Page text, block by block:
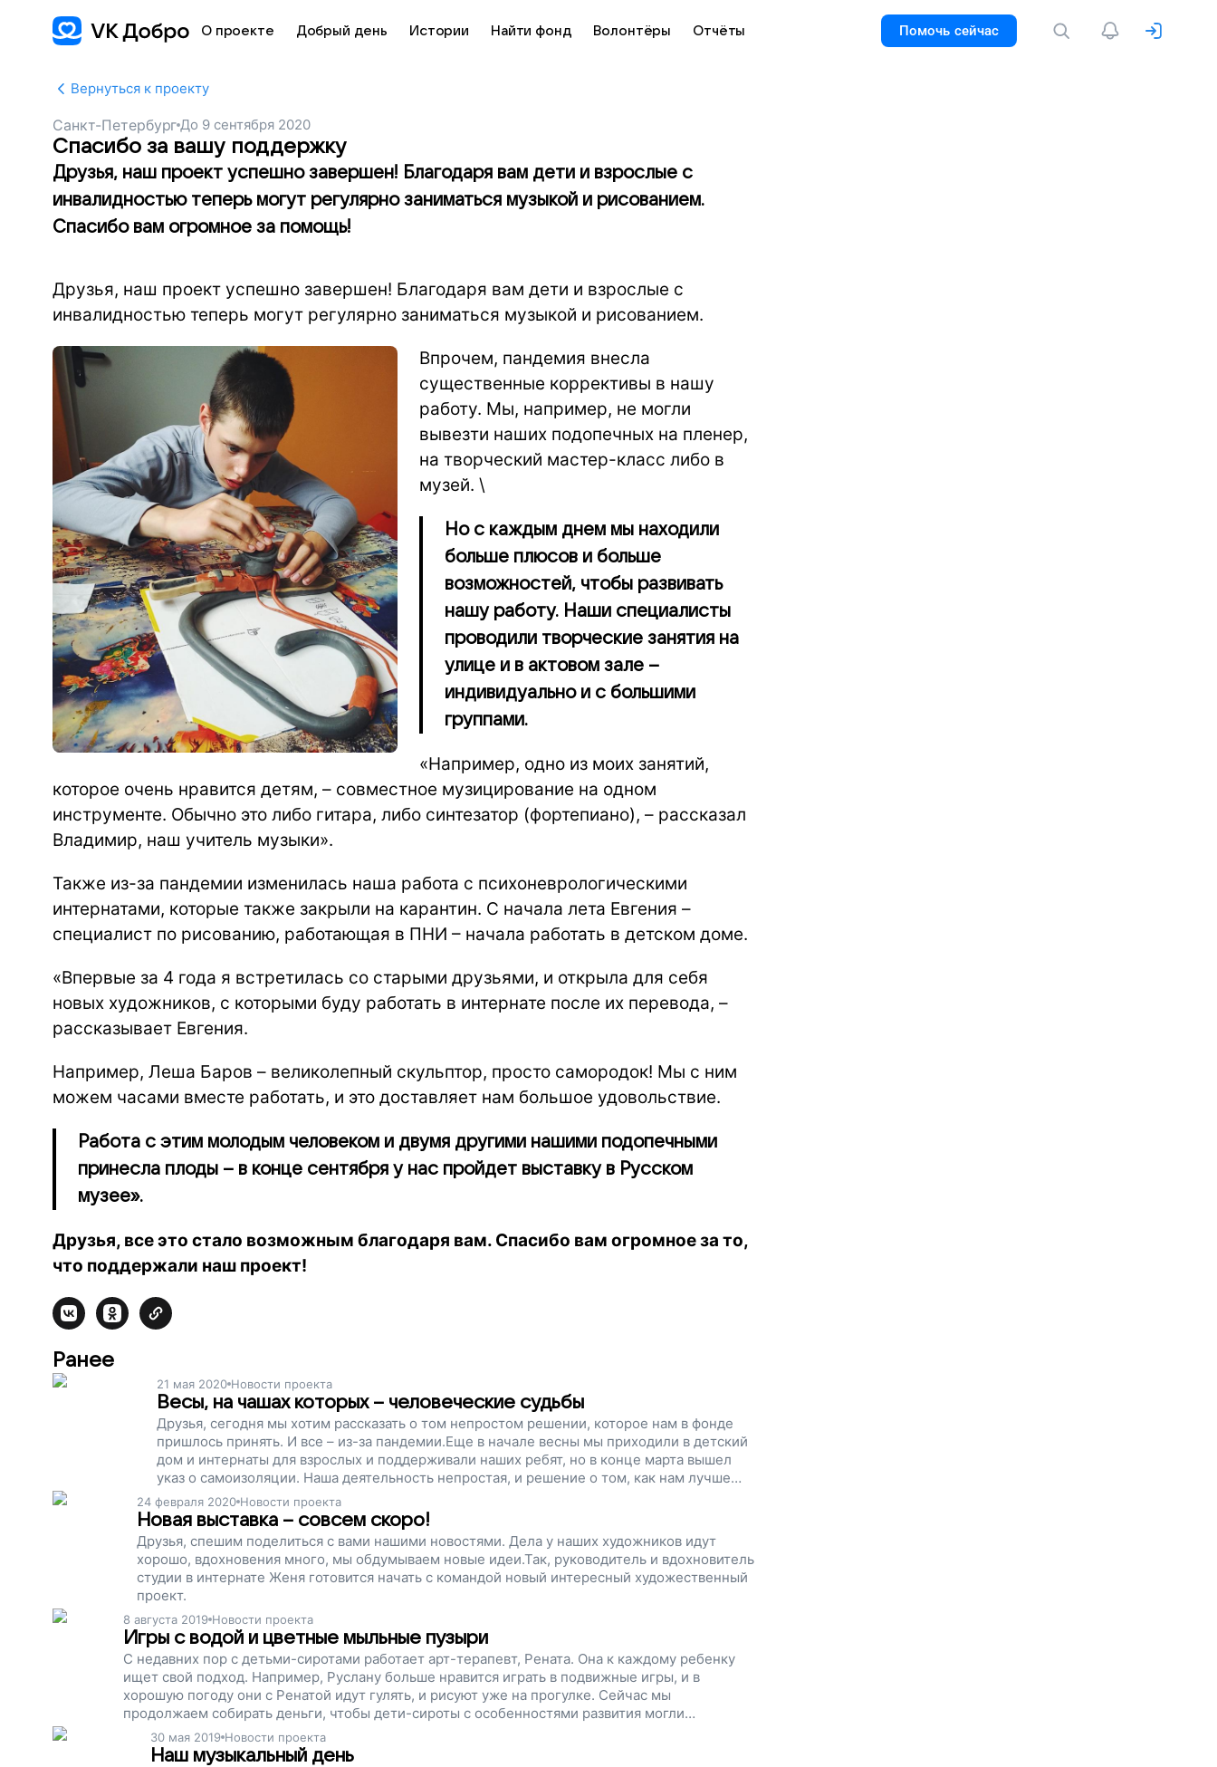
О проекте Добрый день Истории Найти фонд Волонтёры Отчёты Помочь сейчас
Вернуться к проекту
Санкт-Петербург До 9 сентября 2020
Спасибо за вашу поддержку
Друзья, наш проект успешно завершен! Благодаря вам дети и взрослые с
инвалидностью теперь могут регулярно заниматься музыкой и рисованием.
Спасибо вам огромное за помощь!
Друзья, наш проект успешно завершен! Благодаря вам дети и взрослые с
инвалидностью теперь могут регулярно заниматься музыкой и рисованием.
Впрочем, пандемия внесла
существенные коррективы в нашу
работу. Мы, например, не могли
вывезти наших подопечных на пленер,
на творческий мастер-класс либо в
музей. \
Но с каждым днем мы находили
больше плюсов и больше
возможностей, чтобы развивать
нашу работу. Наши специалисты
проводили творческие занятия на
улице и в актовом зале –
индивидуально и с большими
группами.
«Например, одно из моих занятий,
которое очень нравится детям, – совместное музицирование на одном
инструменте. Обычно это либо гитара, либо синтезатор (фортепиано), – рассказал
Владимир, наш учитель музыки».
Также из-за пандемии изменилась наша работа с психоневрологическими
интернатами, которые также закрыли на карантин. С начала лета Евгения –
специалист по рисованию, работающая в ПНИ – начала работать в детском доме.
«Впервые за 4 года я встретилась со старыми друзьями, и открыла для себя
новых художников, с которыми буду работать в интернате после их перевода, –
рассказывает Евгения.
Например, Леша Баров – великолепный скульптор, просто самородок! Мы с ним
можем часами вместе работать, и это доставляет нам большое удовольствие.
Работа с этим молодым человеком и двумя другими нашими подопечными
принесла плоды – в конце сентября у нас пройдет выставку в Русском
музее».
Друзья, все это стало возможным благодаря вам. Спасибо вам огромное за то,
что поддержали наш проект!
Ранее
21 мая 2020 Новости проекта
Весы, на чашах которых – человеческие судьбы
Друзья, сегодня мы хотим рассказать о том непростом решении, которое нам в фонде
пришлось принять. И все – из-за пандемии.Еще в начале весны мы приходили в детский
дом и интернаты для взрослых и поддерживали наших ребят, но в конце марта вышел
указ о самоизоляции. Наша деятельность непростая, и решение о том, как нам лучше
поступить, давалось нам тяжело.
24 февраля 2020 Новости проекта
Новая выставка – совсем скоро!
Друзья, спешим поделиться с вами нашими новостями. Дела у наших художников идут
хорошо, вдохновения много, мы обдумываем новые идеи.Так, руководитель и вдохновитель
студии в интернате Женя готовится начать с командой новый интересный художественный
проект.
8 августа 2019 Новости проекта
Игры с водой и цветные мыльные пузыри
С недавних пор с детьми-сиротами работает арт-терапевт, Рената. Она к каждому ребенку
ищет свой подход. Например, Руслану больше нравится играть в подвижные игры, и в
хорошую погоду они с Ренатой идут гулять, и рисуют уже на прогулке. Сейчас мы
продолжаем собирать деньги, чтобы дети-сироты с особенностями развития могли
заниматься творчеством, познавать себя и мир вокруг, поддержите наш проект!
30 мая 2019 Новости проекта
Наш музыкальный день